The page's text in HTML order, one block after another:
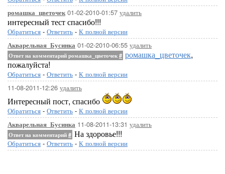
ромашка_цветочек01-02-2010-01:57 удалить
интересный тест спасибо!!!
Обратиться - Ответить - К полной версии
Акварельная_Бусинка 01-02-2010-06:55 удалить
Ответ на комментарий ромашка_цветочек # ромашка_цветочек,
пожалуйста!
Обратиться - Ответить - К полной версии
11-08-2011-12:26 удалить
Интересный пост, спасибо
Обратиться - Ответить - К полной версии
Акварельная_Бусинка 11-08-2011-13:31 удалить
Ответ на комментарий # На здоровье!!!
Обратиться - Ответить - К полной версии